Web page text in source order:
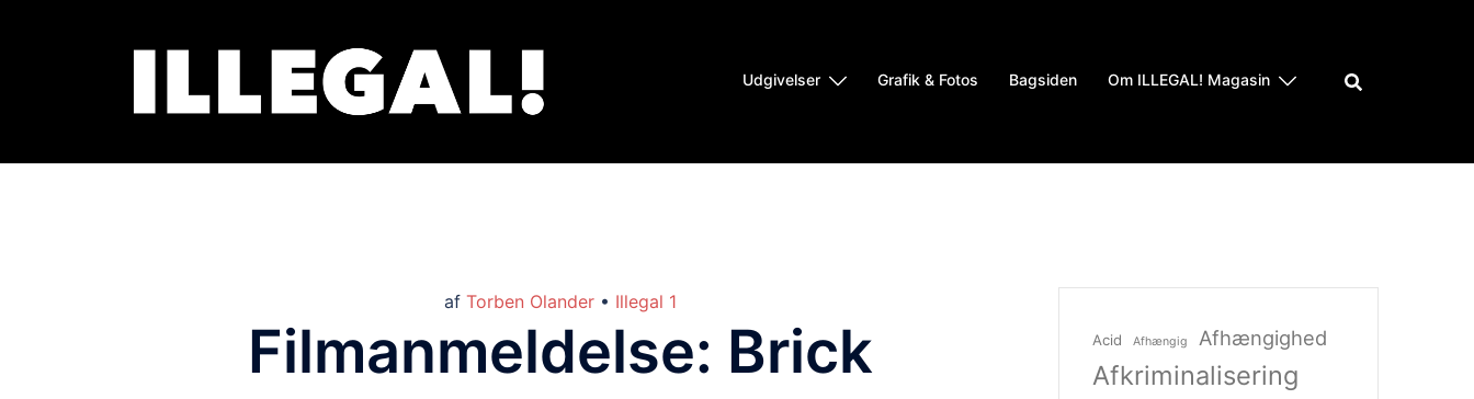
Udgivelser Grafik & Fotos Bagsiden Om ILLEGAL! Magasin
af Torben Olander• Illegal 1
Filmanmeldelse: Brick Acid Afhængig Afhængighed
Afkriminalisering